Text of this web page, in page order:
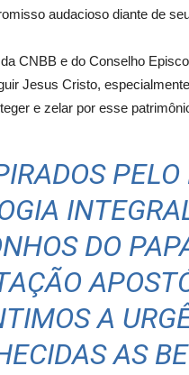
audacioso diante de
CNBB e do Conselho
Jesus Cristo,
e zelar por esse
DO
A
AS